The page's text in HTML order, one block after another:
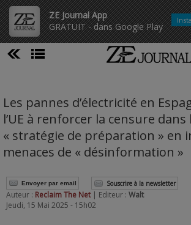
ZE Journal App
GRATUIT - dans Google Play
Les pannes d’électricité en
l’UE à renforcer la censure dans
« stratégie de préparation » en
menaces de « désinformation »
Envoyer par email Souscrire à la newsletter
Auteur : Reclaim The Net | Editeur : Walt
Jeudi, 15 Mai 2025 - 15h02